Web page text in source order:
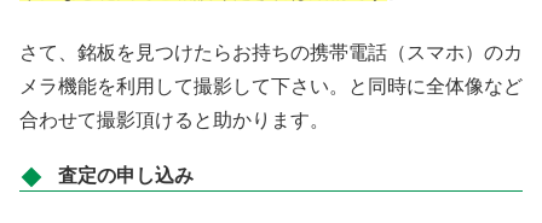
さて、銘板を見つけたらお持ちの携帯電話（スマホ）のカ
メラ機能を利用して撮影して下さい。と同時に全体像など
合わせて撮影頂けると助かります。
査定の申し込み